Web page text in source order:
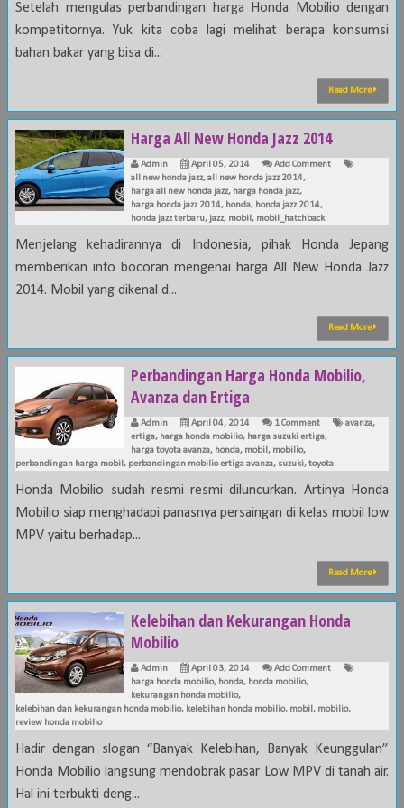
Setelah mengulas perbandingan harga Honda Mobilio dengan
kompetitornya. Yuk kita coba lagi melihat berapa konsumsi
bahan bakar yang bisa di...
Read More
Harga All New Honda Jazz 2014
Admin April 05, 2014
Add Comment
all new honda jazz,all new honda jazz 2014,
harga all new honda jazz, harga honda jazz,
harga honda jazz 2014, honda, honda jazz 2014,
honda jazz terbaru, jazz, mobil , mobil_hatchback
Menjelang kehadirannya di Indonesia, pihak Honda Jepang
memberikan info bocoran mengenai harga All New Honda Jazz
2014. Mobil yang dikenal d...
Read More
Perbandingan Harga Honda Mobilio,
Avanza dan Ertiga
Admin April 04, 2014 1 Comment avanza,
ertiga, harga honda mobilio, harga suzuki ertiga,
harga toyota avanza, honda, mobil , mobilio,
perbandingan harga mobil , perbandingan mobilio ertiga avanza, suzuki,toyota
Honda Mobilio sudah resmi resmi diluncurkan. Artinya Honda
Mobilio siap menghadapi panasnya persaingan di kelas mobil low
MPV yaitu berhadap...
Read More
Kelebihan dan Kekurangan Honda
Mobilio
Admin April 03, 2014
Add Comment
harga honda mobilio, honda, honda mobilio,
kekurangan honda mobilio,
kelebihan dan kekurangan honda mobilio, kelebihan honda mobilio, mobil , mobilio,
review honda mobilio
Hadir dengan slogan “Banyak Kelebihan, Banyak Keunggulan”
Honda Mobilio langsung mendobrak pasar Low MPV di tanah air.
Hal ini terbukti deng...